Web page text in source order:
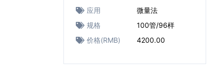
应用
微量法
规格
100管/96样
价格(RMB)
4200.00